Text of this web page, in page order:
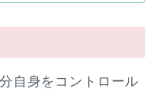
自身をコントロール